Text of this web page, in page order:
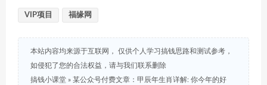
VIP项目 福缘网
本站内容均来源于互联网， 仅供个人学习搞钱思路和测试参考，
如侵犯了您的合法权益，请与我们联系删除
搞钱小课堂 » 某公众号付费文章：甲辰年生肖详解: 你今年的好